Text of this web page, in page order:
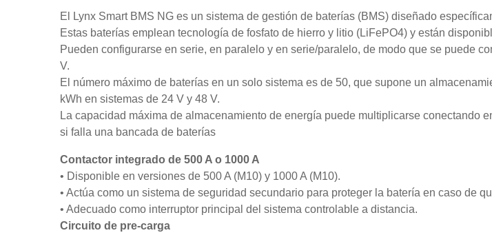
El Lynx Smart BMS NG es un sistema de gestión de baterías (BMS) diseñado
Estas baterías emplean tecnología de fosfato de hierro y litio (LiFePO4) y están
Pueden configurarse en serie, en paralelo y en serie/paralelo, de modo que se puede
V.
El número máximo de baterías en un solo sistema es de 50, que supone un
kWh en sistemas de 24 V y 48 V.
La capacidad máxima de almacenamiento de energía puede multiplicarse conectando
si falla una bancada de baterías
Contactor integrado de 500 A o 1000 A
• Disponible en versiones de 500 A (M10) y 1000 A (M10).
• Actúa como un sistema de seguridad secundario para proteger la batería en caso de
• Adecuado como interruptor principal del sistema controlable a distancia.
Circuito de pre-carga